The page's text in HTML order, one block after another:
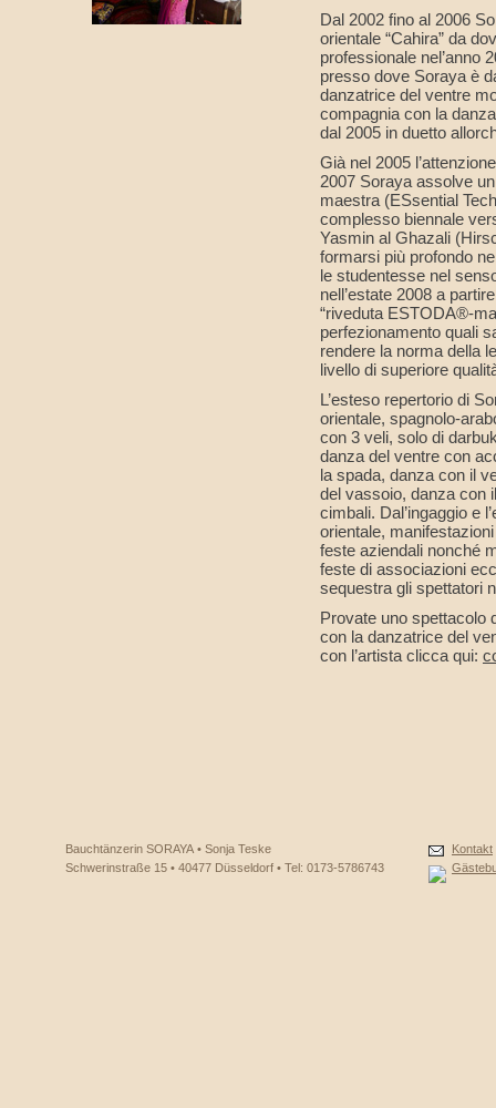
Dal 2002 fino al 2006
orientale “Cahira” da
professionale nel’anno
presso dove Soraya è
danzatrice del ventre
compagnia con la
dal 2005 in duetto
Già nel 2005
2007 Soraya assolve
maestra (ESsential
complesso biennale
Yasmin al Ghazali
formarsi più profondo
le studentesse nel
nell’estate 2008 a
“riveduta ESTODA®-
perfezionamento quali
rendere la norma della
livello di superiore
L’esteso repertorio di
orientale, spagnolo-
con 3 veli, solo di
danza del ventre con
la spada, danza con il
del vassoio, danza con
cimbali. Dal’ingaggio e
orientale,
feste aziendali nonché
feste di associazioni
sequestra gli spettatori
Provate uno spettacolo
con la danzatrice del
con l’artista clicca qui:
Bauchtänzerin SORAYA • Sonja Teske
Schwerinstraße 15 • 40477 Düsseldorf • Tel: 0173-5786743
Kontakt